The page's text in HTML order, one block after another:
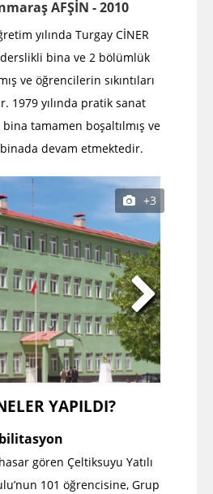
AFŞİN - 2010
yılında Turgay CİNER
bina ve 2 bölümlük
ve öğrencilerin sıkıntıları
1979 yılında pratik sanat
tamamen boşaltılmış ve
devam etmektedir.
+3
YAPILDI?
gören Çeltiksuyu Yatılı
101 öğrencisine, Grup